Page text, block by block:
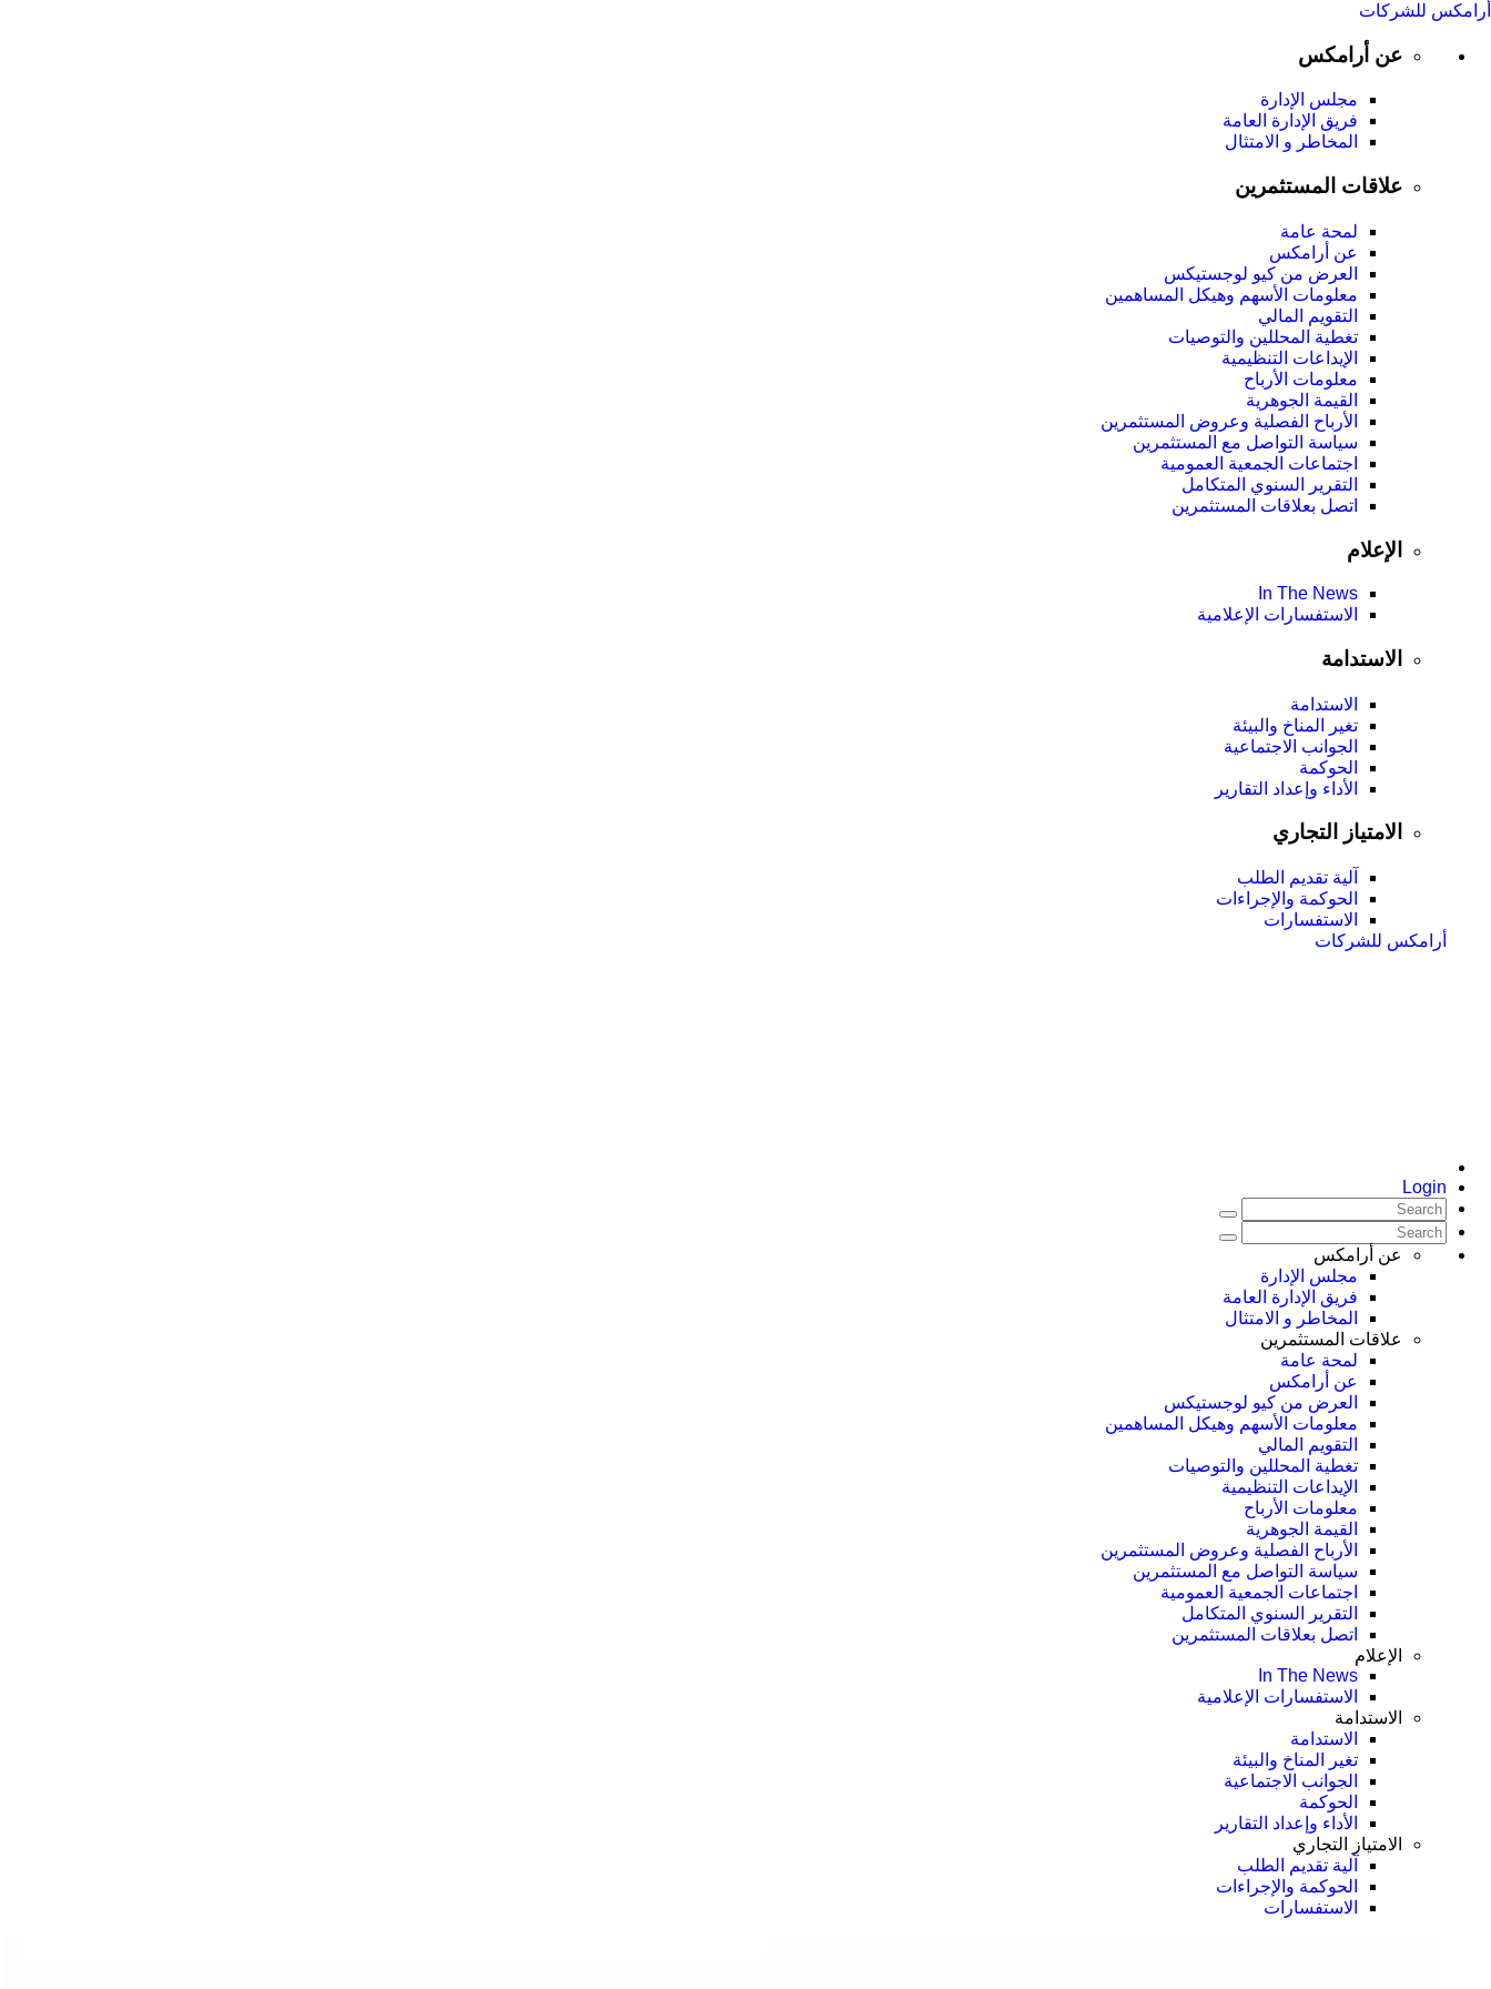
أرامكس للشركات
عن أرامكس
مجلس الإدارة
فريق الإدارة العامة
المخاطر و الامتثال
علاقات المستثمرين
لمحة عامة
عن أرامكس
العرض من كيو لوجستيكس
معلومات الأسهم وهيكل المساهمين
التقويم المالي
تغطية المحللين والتوصيات
الإيداعات التنظيمية
معلومات الأرباح
القيمة الجوهرية
الأرباح الفصلية وعروض المستثمرين
سياسة التواصل مع المستثمرين
اجتماعات الجمعية العمومیة
التقرير السنوي المتكامل
اتصل بعلاقات المستثمرين
الإعلام
In The News
الاستفسارات الإعلامية
الاستدامة
الاستدامة
تغير المناخ والبيئة
الجوانب الاجتماعية
الحوكمة
الأداء وإعداد التقارير
الامتياز التجاري
آلية تقديم الطلب
الحوكمة والإجراءات
الاستفسارات
أرامكس للشركات
Login
عن أرامكس
مجلس الإدارة
فريق الإدارة العامة
المخاطر و الامتثال
علاقات المستثمرين
لمحة عامة
عن أرامكس
العرض من كيو لوجستيكس
معلومات الأسهم وهيكل المساهمين
التقويم المالي
تغطية المحللين والتوصيات
الإيداعات التنظيمية
معلومات الأرباح
القيمة الجوهرية
الأرباح الفصلية وعروض المستثمرين
سياسة التواصل مع المستثمرين
اجتماعات الجمعية العمومیة
التقرير السنوي المتكامل
اتصل بعلاقات المستثمرين
الإعلام
In The News
الاستفسارات الإعلامية
الاستدامة
الاستدامة
تغير المناخ والبيئة
الجوانب الاجتماعية
الحوكمة
الأداء وإعداد التقارير
الامتياز التجاري
آلية تقديم الطلب
الحوكمة والإجراءات
الاستفسارات